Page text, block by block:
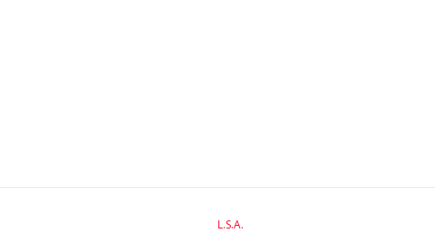
L.S.A.